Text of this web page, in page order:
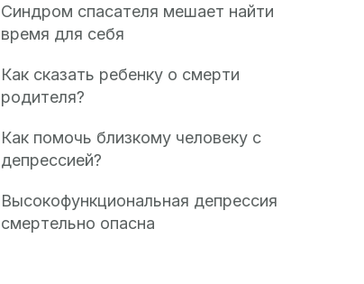
Синдром спасателя мешает найти
время для себя
Как сказать ребенку о смерти
родителя?
Как помочь близкому человеку с
депрессией?
Высокофункциональная депрессия
смертельно опасна